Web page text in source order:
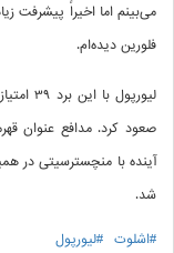
می‌بینم اما اخیراً پیشرفت
فلورین دیده‌ام.
صعود کرد. مدافع عنوان
آینده با منچسترسیتی در
شد.
#اشلوت #لیورپول